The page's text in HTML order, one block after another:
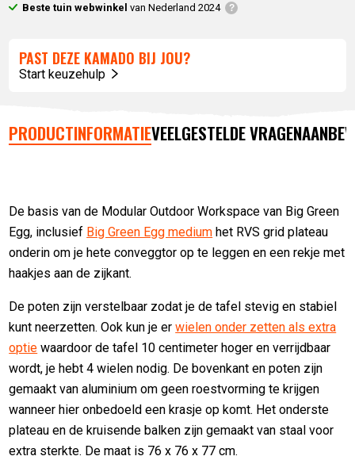
Beste tuin webwinkel van Nederland 2024
PAST DEZE KAMADO BIJ JOU?
Start keuzehulp
PRODUCTINFORMATIEVEELGESTELDE VRAGEN
De basis van de Modular Outdoor Workspace van Big Green
Egg, inclusief Big Green Egg medium het RVS grid plateau
onderin om je hete conveggtor op te leggen en een rekje met
haakjes aan de zijkant.
De poten zijn verstelbaar zodat je de tafel stevig en stabiel
kunt neerzetten. Ook kun je erwielen onder zetten als extra
optie waardoor de tafel 10 centimeter hoger en verrijdbaar
wordt, je hebt 4 wielen nodig. De bovenkant en poten zijn
gemaakt van aluminium om geen roestvorming te krijgen
wanneer hier onbedoeld een krasje op komt. Het onderste
plateau en de kruisende balken zijn gemaakt van staal voor
extra sterkte. De maat is 76 x 76 x 77 cm.